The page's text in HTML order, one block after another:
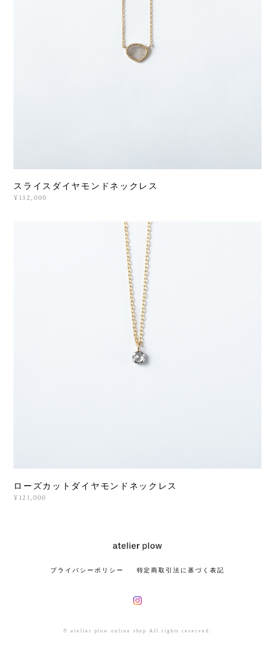
スライスダイヤモンドネックレス
¥132,000
ローズカットダイヤモンドネックレス
¥121,000
プライバシーポリシー 特定商取引法に基づく表記
© atelier plow online shop All rights reserved.